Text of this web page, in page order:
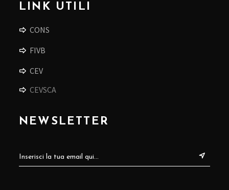
LINK UTILI
CONS
FIVB
CEV
CEVSCA
NEWSLETTER